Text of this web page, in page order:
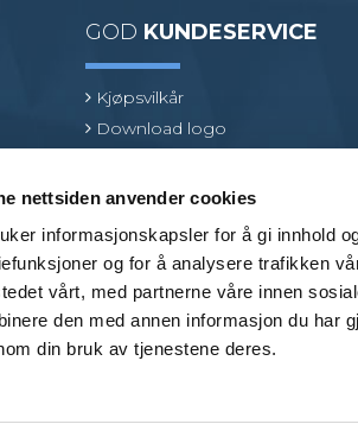
nettsiden anvender cookies
informasjonskapsler for å gi innhold
og for å analysere trafikken
vårt, med partnerne våre innen
den med annen informasjon du har
din bruk av tjenestene deres.
GOD KUNDESERVICE
Kjøpsvilkår
Download logo
Find en produktspesialist